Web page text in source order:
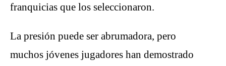
franquicias que los seleccionaron.
La presión puede ser abrumadora, pero
muchos jóvenes jugadores han demostrado